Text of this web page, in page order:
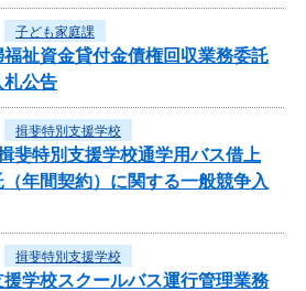
子ども家庭課
祉資金貸付金債権回収業務委託
札公告
揖斐特別支援学校
斐特別支援学校通学用バス借上
年間契約）に関する一般競争入
揖斐特別支援学校
学校スクールバス運行管理業務